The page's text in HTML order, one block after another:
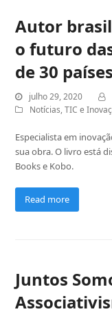
Autor
o futuro
de 30 países
julho 29, 2020
Notícias,TIC e
Especialista em
sua obra. O livro está
Books e Kobo.
Read more
Juntos